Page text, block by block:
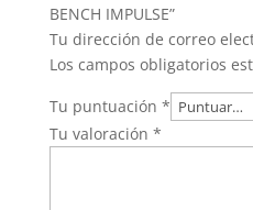
BENCH IMPULSE”
Tu dirección de correo
Los campos obligatorios
Tu puntuación *
Tu valoración *